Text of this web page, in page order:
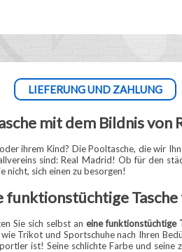
LIEFERUNG UND ZAHLUNG
mit dem Bildnis
ihrem Kind? Die Pooltasche, die wir
sind: Real Madrid! Ob für den
nicht, sich einen zu besorgen!
funktionstüchtige
Sie sich selbst an eine funktionstüchtige
Trikot und Sportschuhe nach Ihren
ist! Seine schlichte Farbe und seine